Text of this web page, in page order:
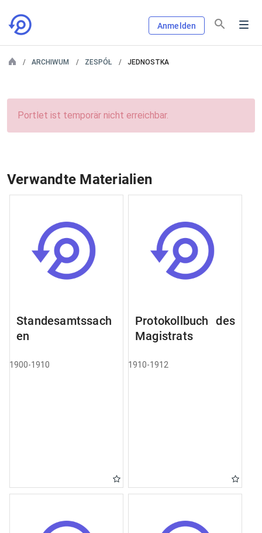
Anmelden
ARCHIWUM ZESPÓŁ JEDNOSTKA
Portlet ist temporär nicht erreichbar.
Verwandte Materialien
Standesamtssach
en
1900-1910
Protokollbuch des
Magistrats
1910-1912